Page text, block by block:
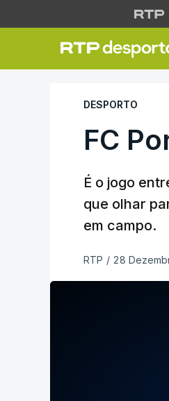
FC
DESPORTO
FC
É o jogo
que olhar
em campo.
RTP / 28